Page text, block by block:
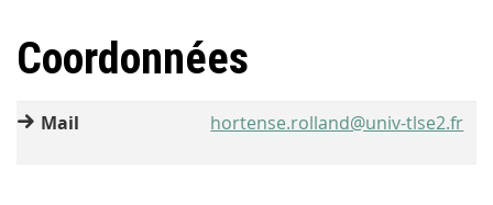
Coordonnées
Mail hortense.rolland@univ-tlse2.fr